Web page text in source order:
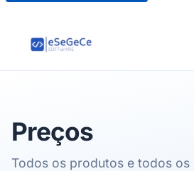
Preços
Todos os produtos e todos os